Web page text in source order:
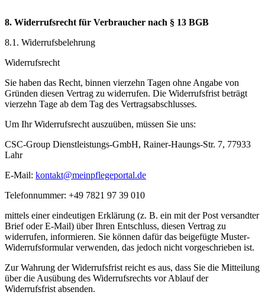
8. Widerrufsrecht für Verbraucher nach § 13 BGB
8.1. Widerrufsbelehrung
Widerrufsrecht
Sie haben das Recht, binnen vierzehn Tagen ohne Angabe von
Gründen diesen Vertrag zu widerrufen. Die Widerrufsfrist beträgt
vierzehn Tage ab dem Tag des Vertragsabschlusses.
Um Ihr Widerrufsrecht auszuüben, müssen Sie uns:
CSC-Group Dienstleistungs-GmbH, Rainer-Haungs-Str. 7, 77933
Lahr
E-Mail: kontakt@meinpflegeportal.de
Telefonnummer: +49 7821 97 39 010
mittels einer eindeutigen Erklärung (z. B. ein mit der Post versandter
Brief oder E-Mail) über Ihren Entschluss, diesen Vertrag zu
widerrufen, informieren. Sie können dafür das beigefügte Muster-
Widerrufsformular verwenden, das jedoch nicht vorgeschrieben ist.
Zur Wahrung der Widerrufsfrist reicht es aus, dass Sie die Mitteilung
über die Ausübung des Widerrufsrechts vor Ablauf der
Widerrufsfrist absenden.